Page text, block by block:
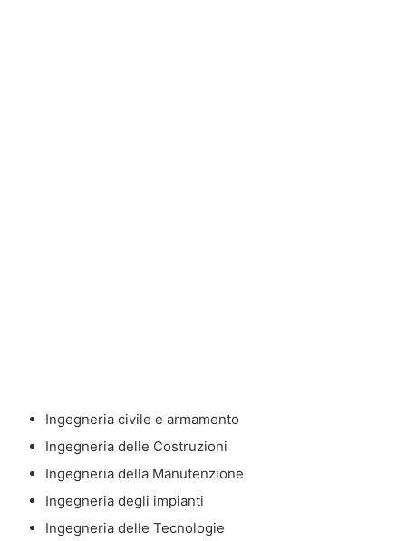
Ingegneria civile e armamento
Ingegneria delle Costruzioni
Ingegneria della Manutenzione
Ingegneria degli impianti
Ingegneria delle Tecnologie